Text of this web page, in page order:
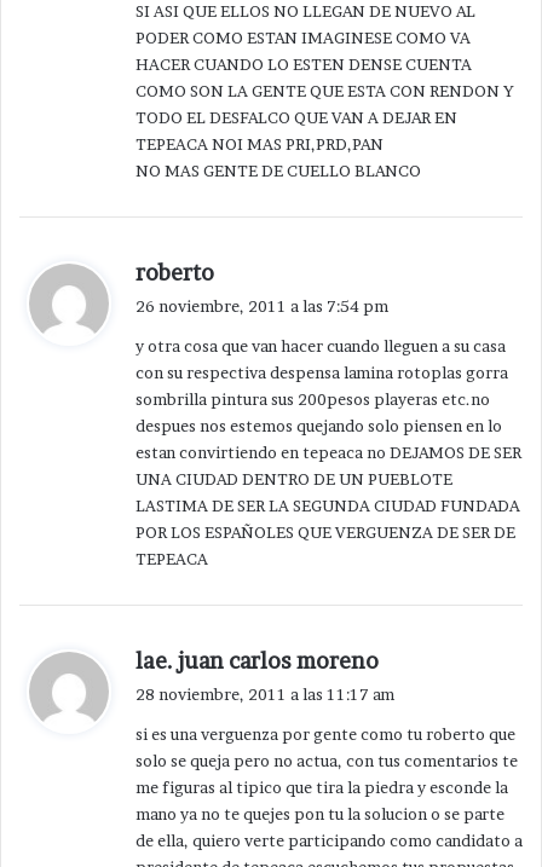
SI ASI QUE ELLOS NO LLEGAN DE NUEVO AL
PODER COMO ESTAN IMAGINESE COMO VA
HACER CUANDO LO ESTEN DENSE CUENTA
COMO SON LA GENTE QUE ESTA CON RENDON Y
TODO EL DESFALCO QUE VAN A DEJAR EN
TEPEACA NOI MAS PRI,PRD,PAN
NO MAS GENTE DE CUELLO BLANCO
roberto
e
:
26 noviembre, 2011 a las 7:54 pm
y otra cosa que van hacer cuando lleguen a su casa
con su respectiva despensa lamina rotoplas gorra
sombrilla pintura sus 200pesos playeras etc.no
despues nos estemos quejando solo piensen en lo
estan convirtiendo en tepeaca no DEJAMOS DE SER
UNA CIUDAD DENTRO DE UN PUEBLOTE
LASTIMA DE SER LA SEGUNDA CIUDAD FUNDADA
POR LOS ESPAÑOLES QUE VERGUENZA DE SER DE
TEPEACA
lae. juan carlos moreno
e
:
28 noviembre, 2011 a las 11:17 am
si es una verguenza por gente como tu roberto que
solo se queja pero no actua, con tus comentarios te
me figuras al tipico que tira la piedra y esconde la
mano ya no te quejes pon tu la solucion o se parte
de ella, quiero verte participando como candidato a